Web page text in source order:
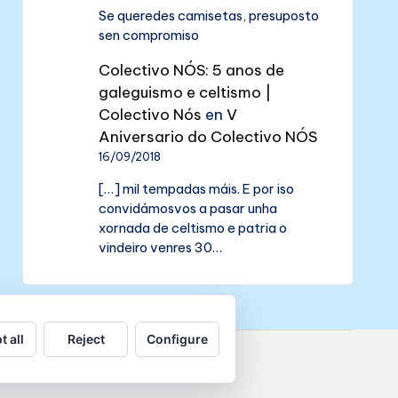
Se queredes camisetas, presuposto
sen compromiso
Colectivo NÓS: 5 anos de
galeguismo e celtismo |
Colectivo Nós enV
Aniversario do Colectivo NÓS
16/09/2018
[…] mil tempadas máis. E por iso
convidámosvos a pasar unha
xornada de celtismo e patria o
vindeiro venres 30…
all Reject Configure